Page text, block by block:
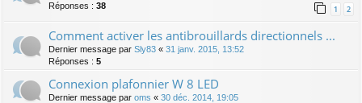
Réponses : 38 1 2
Comment activer les antibrouillards directionnels ...
Dernier message par Sly83 « 31 janv. 2015, 13:52
Réponses : 5
Connexion plafonnier W 8 LED
Dernier message par oms « 30 déc. 2014, 19:05